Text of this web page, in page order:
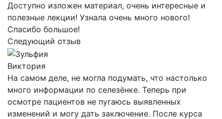
Доступно изложен материал, очень интересные и
полезные лекции! Узнала очень много нового!
Спасибо большое!
Следующий отзыв
Виктория
На самом деле, не могла подумать, что настолько
много информации по селезёнке. Теперь при
осмотре пациентов не пугаюсь выявленных
изменений и могу дать заключение. После курса